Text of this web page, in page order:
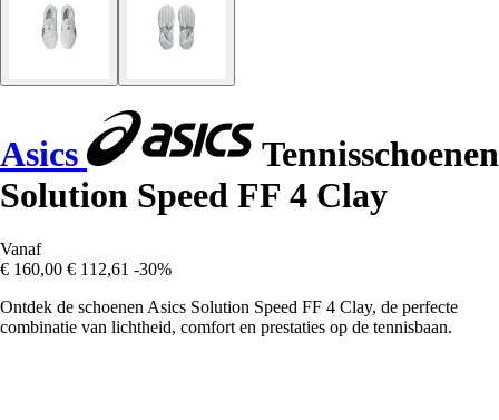
Asics
Tennisschoenen
Solution Speed FF 4 Clay
Vanaf
€ 160,00 € 112,61 -30%
Ontdek de schoenen Asics Solution Speed FF 4 Clay, de perfecte
combinatie van lichtheid, comfort en prestaties op de tennisbaan.